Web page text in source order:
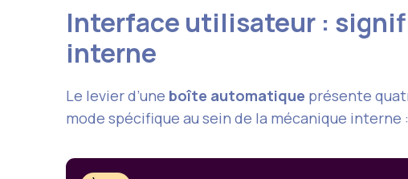
Interface utilisateur :
interne
Le levier d’une boîte automatique présente
mode spécifique au sein de la mécanique interne :